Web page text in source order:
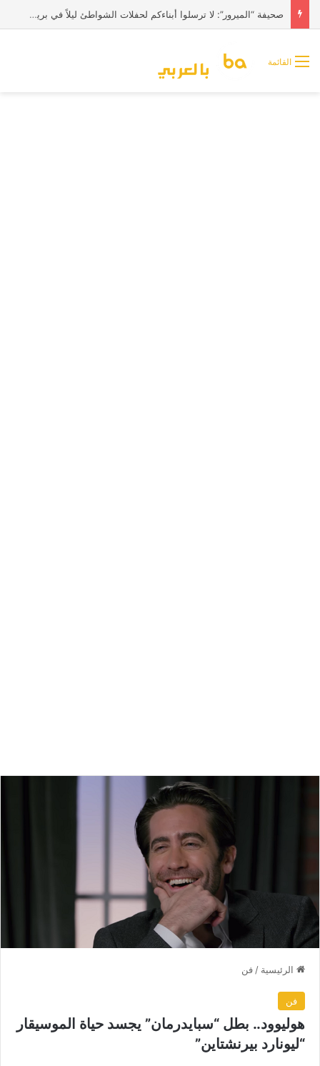
صحيفة “الميرور”: لا ترسلوا أبناءكم لحفلات الشواطئ ليلاً في بريطانيا
القائمة
الرئيسية / فن
فن
هوليوود.. بطل “سبايدرمان” يجسد حياة الموسيقار
“ليونارد بيرنشتاين”